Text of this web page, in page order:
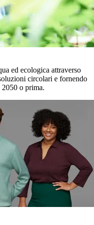
ed ecologica attraverso
circolari e fornendo
o prima.